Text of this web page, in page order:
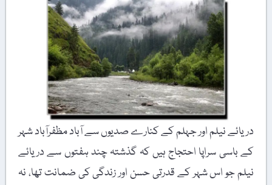
دریائے نیلم اور جہلم کے کنارے صدیوں سے آباد مظفرآباد شہر
کے باسی سراپا احتجاج ہیں کہ گذشتہ چند ہفتوں سے دریائے
نیلم جو اس شہر کے قدرتی حسن اور زندگی کی ضمانت تھا، نہ